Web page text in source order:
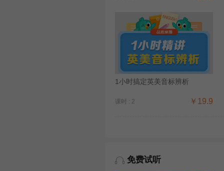
1小时搞定英美音标辨析
课时 : 2 ￥19.9
免费试听